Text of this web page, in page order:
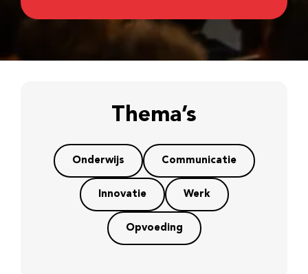
Thema’s
Onderwijs Communicatie
Innovatie Werk
Opvoeding